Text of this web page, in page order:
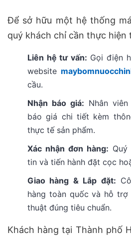
Để sở hữu một hệ thống
quý khách chỉ cần thực hiện
Liên hệ tư vấn: Gọi điện
website
cầu.
Nhận báo giá: Nhân
báo giá chi tiết kèm
thực tế sản phẩm.
Xác nhận đơn hàng:
tin và tiến hành đặt cọc
Giao hàng & Lắp đặt:
hàng toàn quốc và hỗ
thuật đúng tiêu chuẩn.
Khách hàng tại Thành phố